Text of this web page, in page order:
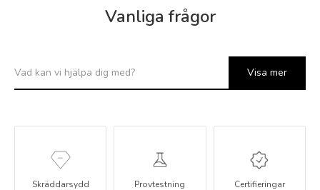
Vanliga frågor
Visa mer
Skräddarsydd
Provtestning Certifieringar